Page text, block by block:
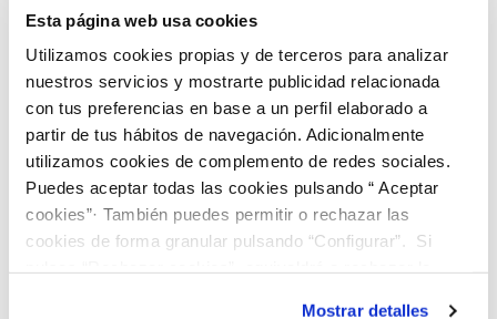
Esta página web usa cookies
Utilizamos cookies propias y de terceros para analizar
nuestros servicios y mostrarte publicidad relacionada
con tus preferencias en base a un perfil elaborado a
partir de tus hábitos de navegación. Adicionalmente
utilizamos cookies de complemento de redes sociales.
Puedes aceptar todas las cookies pulsando “ Aceptar
cookies”· También puedes permitir o rechazar las
cookies de forma granular pulsando “Configurar”. Si
Mostrar detalles
para la promoción de proyectos
tecnológicos, educativos y de investigación